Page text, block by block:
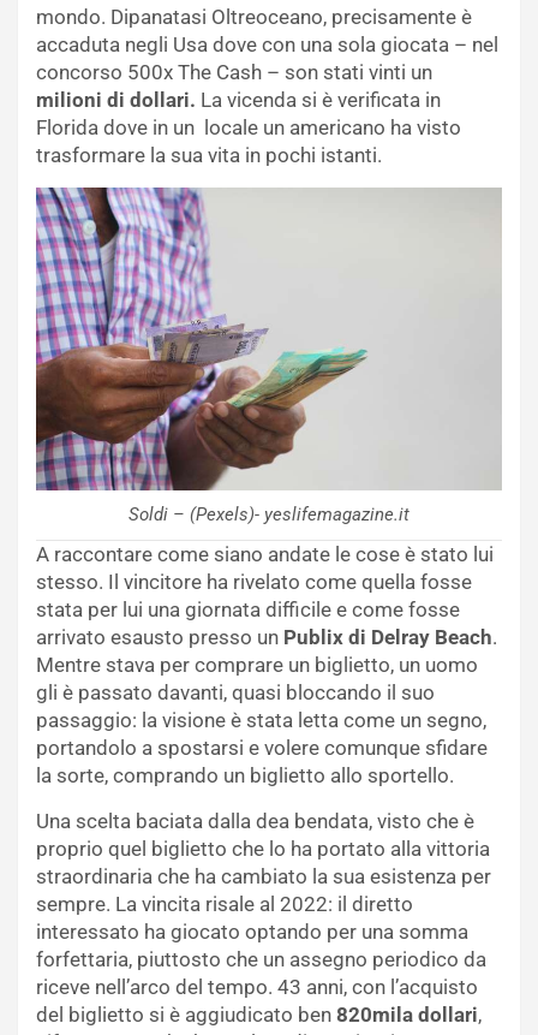
mondo. Dipanatasi Oltreoceano, precisamente è
accaduta negli Usa dove con una sola giocata – nel
concorso 500x The Cash – son stati vinti un
milioni di dollari. La vicenda si è verificata in
Florida dove in un locale un americano ha visto
trasformare la sua vita in pochi istanti.
Soldi – (Pexels)- yeslifemagazine.it
A raccontare come siano andate le cose è stato lui
stesso. Il vincitore ha rivelato come quella fosse
stata per lui una giornata difficile e come fosse
arrivato esausto presso un Publix di Delray Beach.
Mentre stava per comprare un biglietto, un uomo
gli è passato davanti, quasi bloccando il suo
passaggio: la visione è stata letta come un segno,
portandolo a spostarsi e volere comunque sfidare
la sorte, comprando un biglietto allo sportello.
Una scelta baciata dalla dea bendata, visto che è
proprio quel biglietto che lo ha portato alla vittoria
straordinaria che ha cambiato la sua esistenza per
sempre. La vincita risale al 2022: il diretto
interessato ha giocato optando per una somma
forfettaria, piuttosto che un assegno periodico da
riceve nell’arco del tempo. 43 anni, con l’acquisto
del biglietto si è aggiudicato ben 820mila dollari,